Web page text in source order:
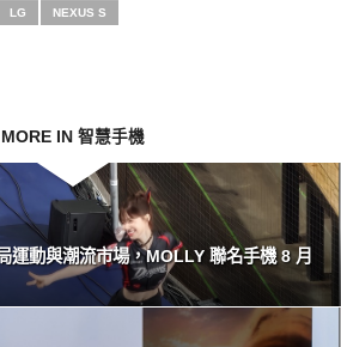
LG NEXUS S
MORE IN 智慧手機
運動與潮流市場，MOLLY 聯名手機 8 月